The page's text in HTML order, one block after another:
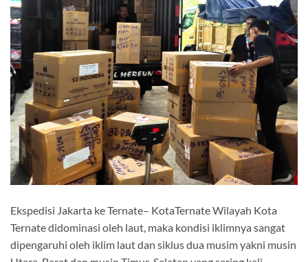
Ekspedisi Jakarta ke Ternate– KotaTernate Wilayah Kota
Ternate didominasi oleh laut, maka kondisi iklimnya sangat
dipengaruhi oleh iklim laut dan siklus dua musim yakni musin